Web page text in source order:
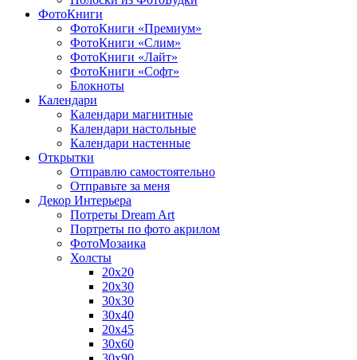
ФотоКниги
ФотоКниги «Премиум»
ФотоКниги «Слим»
ФотоКниги «Лайт»
ФотоКниги «Софт»
Блокноты
Календари
Календари магнитные
Календари настольные
Календари настенные
Открытки
Отправлю самостоятельно
Отправьте за меня
Декор Интерьера
Потреты Dream Art
Портреты по фото акрилом
ФотоМозаика
Холсты
20х20
20х30
30х30
30х40
20х45
30х60